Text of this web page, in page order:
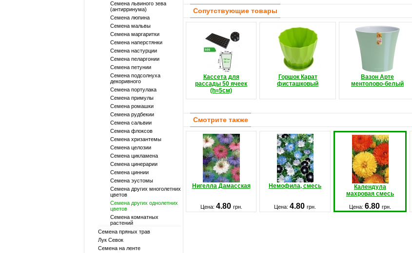
Семена львиного зева
(антирринума)
Семена люпина
Семена мальвы
Семена маргаритки
Семена наперстянки
Семена настурции
Семена пеларгонии
Семена петунии
Семена подсолнуха
декоривного
Семена портулака
Семена примулы
Семена ромашки
Семена рудбекии
Семена сальвии
Семена флоксов
Семена хризантемы
Семена целозии
Семена цикламена
Семена цинерарии
Семена циннии
Семена эустомы
Семена других многолетних
цветов
Семена других однолетних
цветов
Семена комнатных
растений
Семена пряных трав
Лук Севок
Семена на ленте
Сопутствующие товары
Кассета для
рассады 50 ячеек
(h=5см)
Горшок Карат
фисташковый
Вазон Арте
ментолово-белый
Смотрите также
Нигелла Дамасская Немофила, смесь
Календула
махровая смесь
Цена: 4.80 грн. Цена: 4.80 грн. Цена: 6.80 грн.